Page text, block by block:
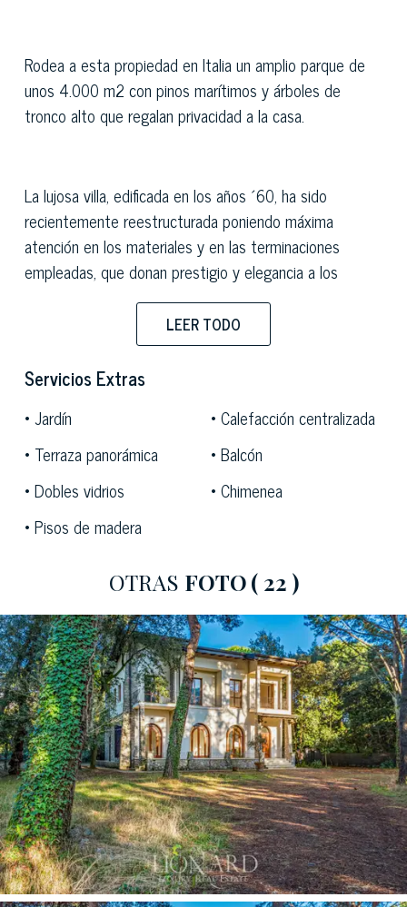
Rodea a esta propiedad en Italia un amplio parque de
unos 4.000 m2 con pinos marítimos y árboles de
tronco alto que regalan privacidad a la casa.
La lujosa villa, edificada en los años ´60, ha sido
recientemente reestructurada poniendo máxima
atención en los materiales y en las terminaciones
empleadas, que donan prestigio y elegancia a los
Desarrollada en dos niveles más sótano, el inmueble
hay una amplia zona de día embellecida con
espléndidos pisos de mármol blanco de Carrara y
ambientes luminosos gracias a las amplias vidrieras por
las que es posible acceder al jardín.
Se accede a la primera planta por una señorial escalera
de madera y hierro forjado, donde está situada la zona
noche, que alberga cuatro dormitorios matrimoniales
con baño en suite, de los cuales uno tiene vestidor
privado y un balcón con vista al jardín: el entrepiso tiene
un dormitorio con baño, dedicado al personal de
servicio.
En el sótano se encuentra la zona wellness con sauna y
baño turco y un área relax, más el lavadero.
LEER TODO
Servicios Extras
Jardín
Calefacción centralizada
Terraza panorámica
Balcón
Dobles vidrios
Chimenea
Pisos de madera
OTRAS FOTO( 22 )